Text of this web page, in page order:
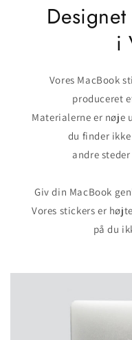
i
Vores MacBook
produceret
Materialerne er nøje
du finder
andre
Giv din MacBook
Vores stickers er
på du